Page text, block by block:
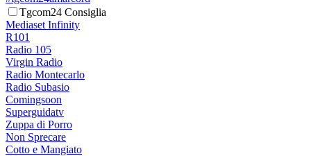
Tgcom24 Consiglia
Mediaset Infinity
R101
Radio 105
Virgin Radio
Radio Montecarlo
Radio Subasio
Comingsoon
Superguidatv
Zuppa di Porro
Non Sprecare
Cotto e Mangiato